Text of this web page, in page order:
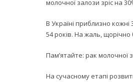
молочної залози зріс на
В Україні приблизно кожні
54 років. На жаль, щорічно
Пам’ятайте: рак молочної
На сучасному етапі